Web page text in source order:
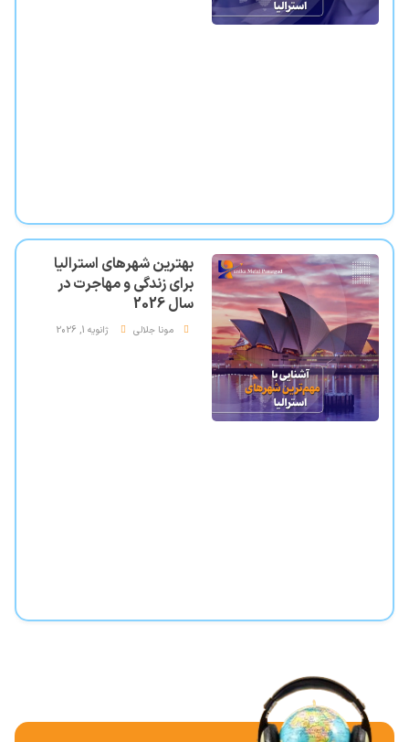
بهترین شهرهای استرالیا
برای زندگی و مهاجرت در
سال 2026
مونا جلالی ژانویه 1, 2026